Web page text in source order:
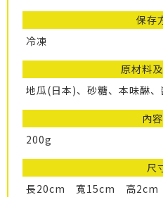
保存
冷凍
原材料
地瓜(日本)、砂糖、本味醂、
內
200g
尺
長20cm 寬15cm 高2cm